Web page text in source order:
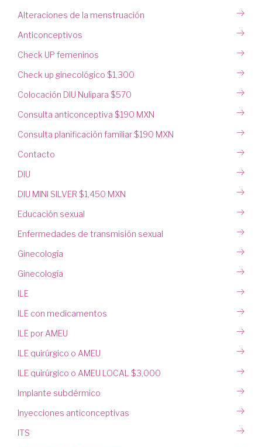
Alteraciones de la menstruación
Anticonceptivos
Check UP femeninos
Check up ginecológico $1,300
Colocación DIU Nulipara $570
Consulta anticonceptiva $190 MXN
Consulta planificación familiar $190 MXN
Contacto
DIU
DIU MINI SILVER $1,450 MXN
Educación sexual
Enfermedades de transmisión sexual
Ginecología
Ginecología
ILE
ILE con medicamentos
ILE por AMEU
ILE quirúrgico o AMEU
ILE quirúrgico o AMEU LOCAL $3,000
Implante subdérmico
Inyecciones anticonceptivas
ITS